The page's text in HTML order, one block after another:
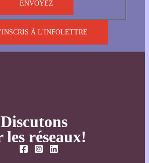
À L'INFOLETTRE
Discutons
les réseaux!